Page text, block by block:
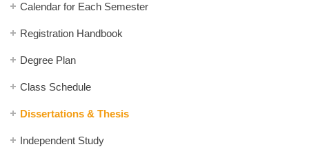
Calendar for Each Semester
Registration Handbook
Degree Plan
Class Schedule
Dissertations & Thesis
Independent Study